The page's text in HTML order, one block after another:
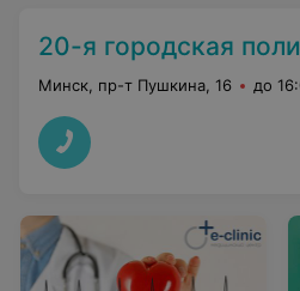
20-я городская
Минск, пр-т Пушкина, 16 до